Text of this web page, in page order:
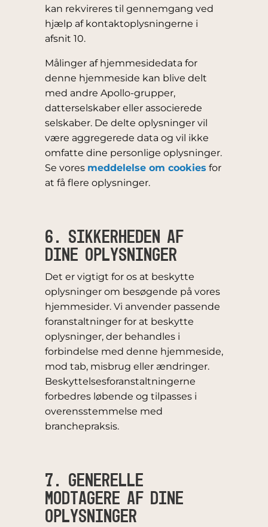
kan rekvireres til gennemgang ved
hjælp af kontaktoplysningerne i
afsnit 10.
Målinger af hjemmesidedata for
denne hjemmeside kan blive delt
med andre Apollo-grupper,
datterselskaber eller associerede
selskaber. De delte oplysninger vil
være aggregerede data og vil ikke
omfatte dine personlige oplysninger.
Se vores meddelelse om cookies for
at få flere oplysninger.
6. SIKKERHEDEN AF
DINE OPLYSNINGER
Det er vigtigt for os at beskytte
oplysninger om besøgende på vores
hjemmesider. Vi anvender passende
foranstaltninger for at beskytte
oplysninger, der behandles i
forbindelse med denne hjemmeside,
mod tab, misbrug eller ændringer.
Beskyttelsesforanstaltningerne
forbedres løbende og tilpasses i
overensstemmelse med
branchepraksis.
7. GENERELLE
MODTAGERE AF DINE
OPLYSNINGER